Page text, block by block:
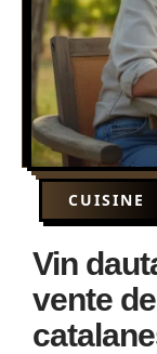
CUISINE
Vin
vente